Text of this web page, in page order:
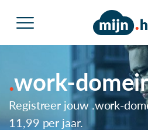
work-
Registreer jouw .work-
11,99 per jaar.